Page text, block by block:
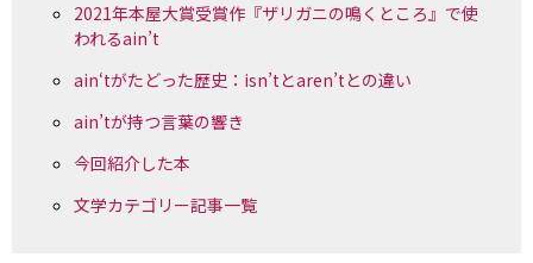
2021年本屋大賞受賞作『ザリガニの鳴くところ』で使
われるain’t
ain‘tがたどった歴史：isn’tとaren’tとの違い
ain’tが持つ言葉の響き
今回紹介した本
文学カテゴリー記事一覧